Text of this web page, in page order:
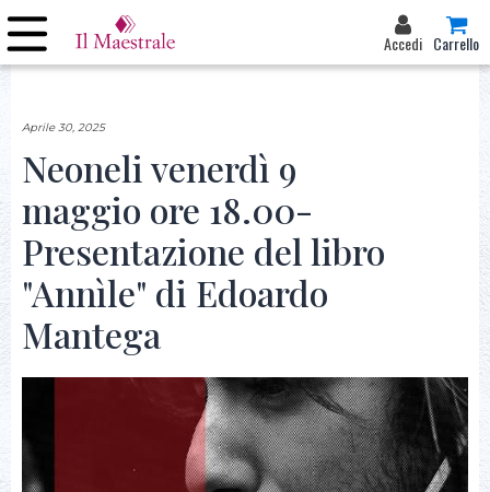
Accedi Carrello
Aprile 30, 2025
Neoneli venerdì 9
maggio ore 18.00-
Presentazione del libro
"Annìle" di Edoardo
Mantega